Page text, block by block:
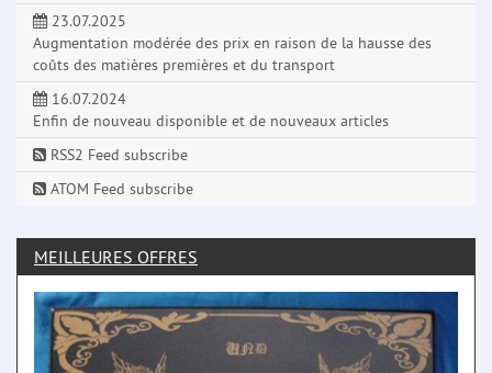
23.07.2025
Augmentation modérée des prix en raison de la hausse des
coûts des matières premières et du transport
16.07.2024
Enfin de nouveau disponible et de nouveaux articles
RSS2 Feed subscribe
ATOM Feed subscribe
MEILLEURES OFFRES